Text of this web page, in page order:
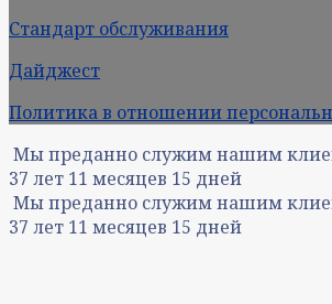
Стандарт обслуживания
Дайджест
Политика в отношении
Мы преданно служим нашим
37 лет 11 месяцев 15 дней
Мы преданно служим нашим
37 лет 11 месяцев 15 дней